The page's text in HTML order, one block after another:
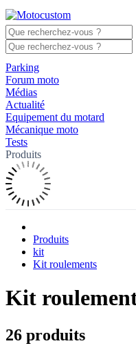
Parking
Forum moto
Médias
Actualité
Equipement du motard
Mécanique moto
Tests
Produits
Produits
kit
Kit roulements
Kit
26 produits